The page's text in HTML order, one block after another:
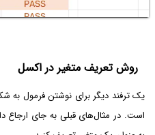
روش تعریف متغیر در اکسل
یک ترفند دیگر برای نوشتن فرمول به